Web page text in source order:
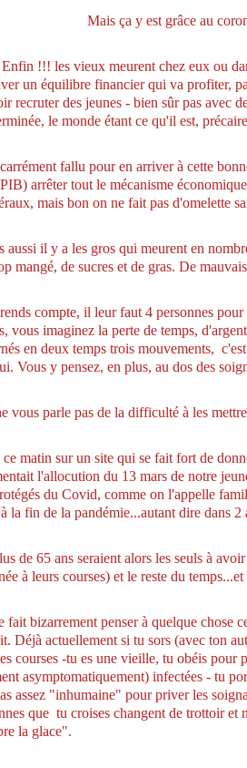
ça y est grâce au
!!! les vieux meurent chez eux ou
un équilibre financier qui va profiter,
recruter des jeunes - bien sûr pas avec
le monde étant ce qu'il est,
fallu pour en arriver à cette
arrêter tout le mécanisme
mais bon on ne fait pas d'omelette
aussi il y a les gros qui meurent en
mangé, de sucres et de gras. De
compte, il leur faut 4 personnes
vous imaginez la perte de temps,
en deux temps trois mouvements,
Vous y pensez, en plus, au dos des
vous parle pas de la difficulté à les
ce matin sur un site qui se fait fort de
l'allocution du 13 mars de notre
du Covid, comme on l'appelle
la fin de la pandémie...autant dire dans 2
de 65 ans seraient alors les seuls à
à leurs courses) et le reste du
fait bizarrement penser à quelque chose
Déjà actuellement si tu sors (avec ton
courses -tu es une vieille, tu obéis pour
asymptomatiquement) infectées - tu
assez "inhumaine" pour priver les
que tu croises changent de trottoir et
la glace".